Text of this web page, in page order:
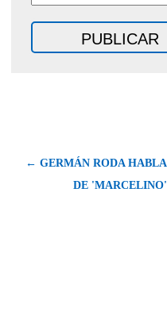
← GERMÁN RODA HABLA
DE 'MARCELINO'